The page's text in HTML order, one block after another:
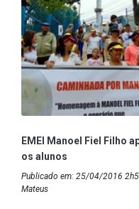
EMEI Manoel Fiel Filho
os alunos
Publicado em: 25/04/2016
Mateus